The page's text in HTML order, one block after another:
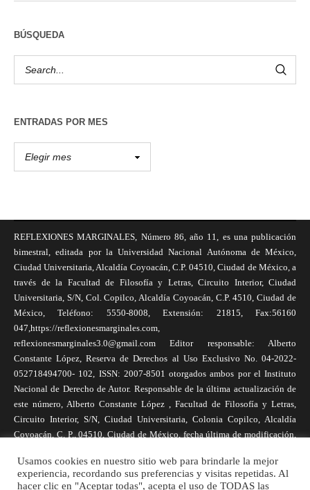
BÚSQUEDA
ENTRADAS POR MES
REFLEXIONES MARGINALES, Número 86, año 11, es una publicación
bimestral, editada por la Universidad Nacional Autónoma de México,
Ciudad Universitaria, Alcaldía Coyoacán, C.P. 04510, Ciudad de México, a
través de la Facultad de Filosofía y Letras, Circuito Interior, Ciudad
Universitaria, S/N, Col. Copilco, Alcaldía Coyoacán, C.P. 4510, Ciudad de
México, Teléfono: 5550-8008, Extensión: 21815, Fax:56160
047,https://reflexionesmarginales.com,
reflexionesmarginales3.0@gmail.com Editor responsable: Alberto
Constante López, Reserva de Derechos al Uso Exclusivo No. 04-2022-
052718494700- 102, ISSN: 2007-8501 otorgados ambos por el Instituto
Nacional de Derecho de Autor. Responsable de la última actualización de
este número, Alberto Constante López , Facultad de Filosofía y Letras,
Circuito Interior, S/N, Ciudad Universitaria, Colonia Copilco, Alcaldía
Coyoacán, C. P., 04510, Ciudad de México, fecha última de modificación,
necesariamente reflejan la postura de la revista, ni de Universidad Nacional
Autónoma de México. Los autores son responsables de los contenidos de
Usamos cookies en nuestro sitio web para brindarle la mejor
experiencia, recordando sus preferencias y visitas repetidas. Al
hacer clic en "Aceptar todas", acepta el uso de TODAS las